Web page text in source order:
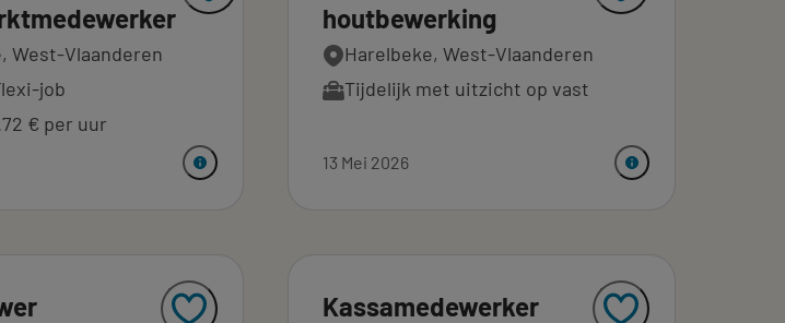
West-Vlaanderen
job
€ per uur
houtbewerking
Harelbeke, West-Vlaanderen
Tijdelijk met uitzicht op vast
13 Mei 2026
Kassamedewerker